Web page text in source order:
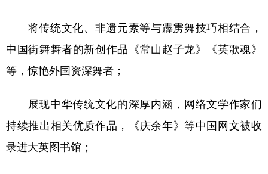
将传统文化、非遗元素等与霹雳舞技巧相结合，
中国街舞舞者的新创作品《常山赵子龙》《英歌魂》
等，惊艳外国资深舞者；
展现中华传统文化的深厚内涵，网络文学作家们
持续推出相关优质作品，《庆余年》等中国网文被收
录进大英图书馆；